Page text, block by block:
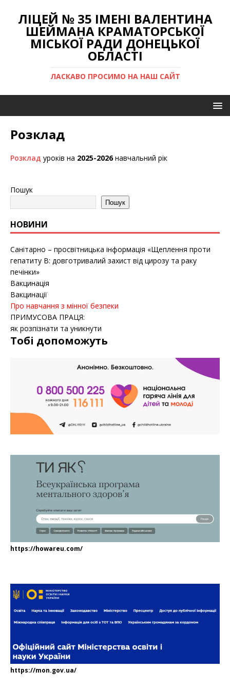
ЛІЦЕЙ № 35 ІМЕНІ ВАЛЕНТИНА
ШЕЙМАНА КРАМАТОРСЬКОЇ
МІСЬКОЇ РАДИ ДОНЕЦЬКОЇ
ОБЛАСТІ
ЛАСКАВО ПРОСИМО НА НАШ САЙТ
Розклад
Розклад уроків на 2025-2026навчальний рік
Пошук
Пошук
НОВИНИ
Санітарно – просвітницька інформація «Щеплення проти
гепатиту B: довготривалий захист від цирозу та раку
печінки»
Вакцинація
Вакцинації
Про навчання з мінної безпеки
ПРИМУСОВА ПРАЦЯ:
як розпізнати та уникнути
Тобі допоможуть
https://howareu.com/
https://mon.gov.ua/